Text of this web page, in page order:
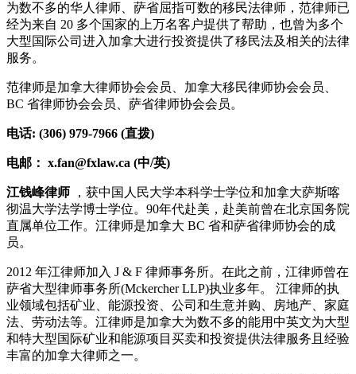
为数不多的华人律师、萨省屈指可数的移民法律师，范律师已
经为来自 20 多个国家的上万名客户提供了帮助，也曾为多个
大型国际公司进入加拿大进行投资提供了移民法及相关的法律
服务。
范律师是加拿大律师协会会员、加拿大移民律师协会会员、
BC 省律师协会会员、萨省律师协会会员。
电话: (306) 979-7966 (直拨)
电邮： x.fan@fxlaw.ca (中/英)
江钱峰律师 ，获中国人民大学本科学士学位和加拿大萨斯喀
彻温大学法学博士学位。90年代赴美，赴美前曾在北京国务院
直属单位工作。江律师是加拿大 BC 省和萨省律师协会的成
员。
2012 年江律师加入 J & F 律师事务所。在此之前，江律师曾在
萨省大型律师事务所(Mckercher LLP)执业多年。 江律师的执
业领域包括矿业、能源投资、公司和生意并购、房地产、家庭
法、劳动法等。江律师是加拿大为数不多的能用中英文为大型
和特大型国际矿业和能源项目买卖和投资提供法律服务且经验
丰富的加拿大律师之一。